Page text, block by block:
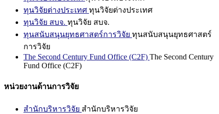
ทุนวิจัยต่างประเทศ ทุนวิจัยต่างประเทศ
ทุนวิจัย สบจ. ทุนวิจัย สบจ.
ทุนสนับสนุนยุทธศาสตร์การวิจัย ทุนสนับสนุนยุทธศาสตร์
การวิจัย
The Second Century Fund Office (C2F) The Second Century
Fund Office (C2F)
หน่วยงานด้านการวิจัย
สำนักบริหารวิจัย สำนักบริหารวิจัย